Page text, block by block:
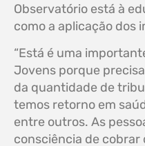
Observatório está à
como a aplicação dos
“Está é uma
Jovens porque
da quantidade de
temos retorno em
entre outros. As
consciência de cobrar